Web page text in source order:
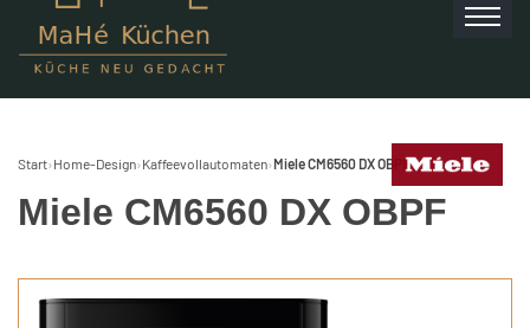
Start› Home-Design› Kaffeevollautomaten›Miele CM6560 DX OBPF
Miele CM6560 DX OBPF